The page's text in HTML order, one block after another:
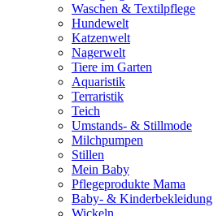
Waschen & Textilpflege
Hundewelt
Katzenwelt
Nagerwelt
Tiere im Garten
Aquaristik
Terraristik
Teich
Umstands- & Stillmode
Milchpumpen
Stillen
Mein Baby
Pflegeprodukte Mama
Baby- & Kinderbekleidung
Wickeln